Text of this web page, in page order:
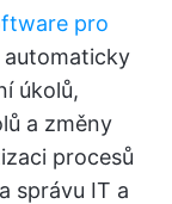
pro
automaticky
úkolů,
a změny
procesů
správu IT a